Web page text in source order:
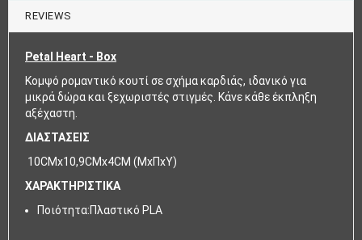
REVIEWS
Petal Heart - Box
Κομψό ρομαντικό κουτί σε σχήμα καρδιάς, ιδανικό για
μικρά δώρα και ξεχωριστές στιγμές. Κάνε κάθε έκπληξη
αξέχαστη.
ΔΙΑΣΤΑΣΕΙΣ
10CMx10,9CMx4CM (ΜxΠxΥ)
ΧΑΡΑΚΤΗΡΙΣΤΙΚΑ
Ποιότητα:Πλαστικό PLA